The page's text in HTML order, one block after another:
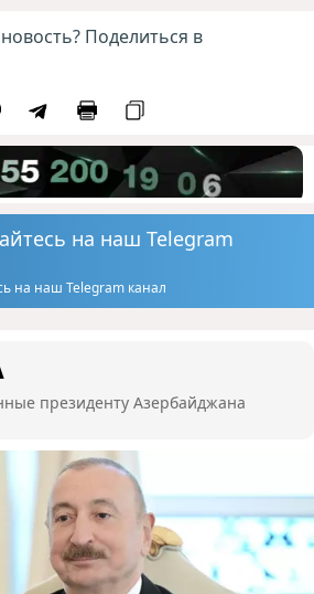
Поделиться в
на наш Telegram
на наш Telegram канал
президенту Азербайджана